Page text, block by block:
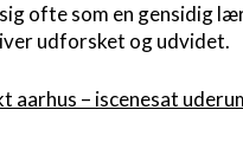
ofte som en gensidig
udforsket og udvidet.
– iscenesat